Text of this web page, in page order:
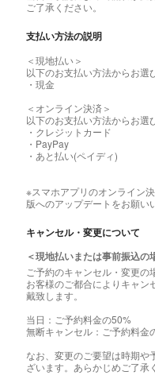
ご了承ください。
支払い方法の説明
＜現地払い＞
以下のお支払い方法からお選
・現金
＜オンライン決済＞
以下のお支払い方法からお選
・クレジットカード
・PayPay
・あと払い(ペイディ)
※スマホアプリのオンライン
版へのアップデートをお願い
キャンセル・変更について
＜現地払いまたは事前振込の
ご予約のキャンセル・変更の
お客様のご都合によりキャン
戴致します。
当日：ご予約料金の50%
無断キャンセル：ご予約料金
なお、変更のご要望は時期や
ざいます。あらかじめご了承